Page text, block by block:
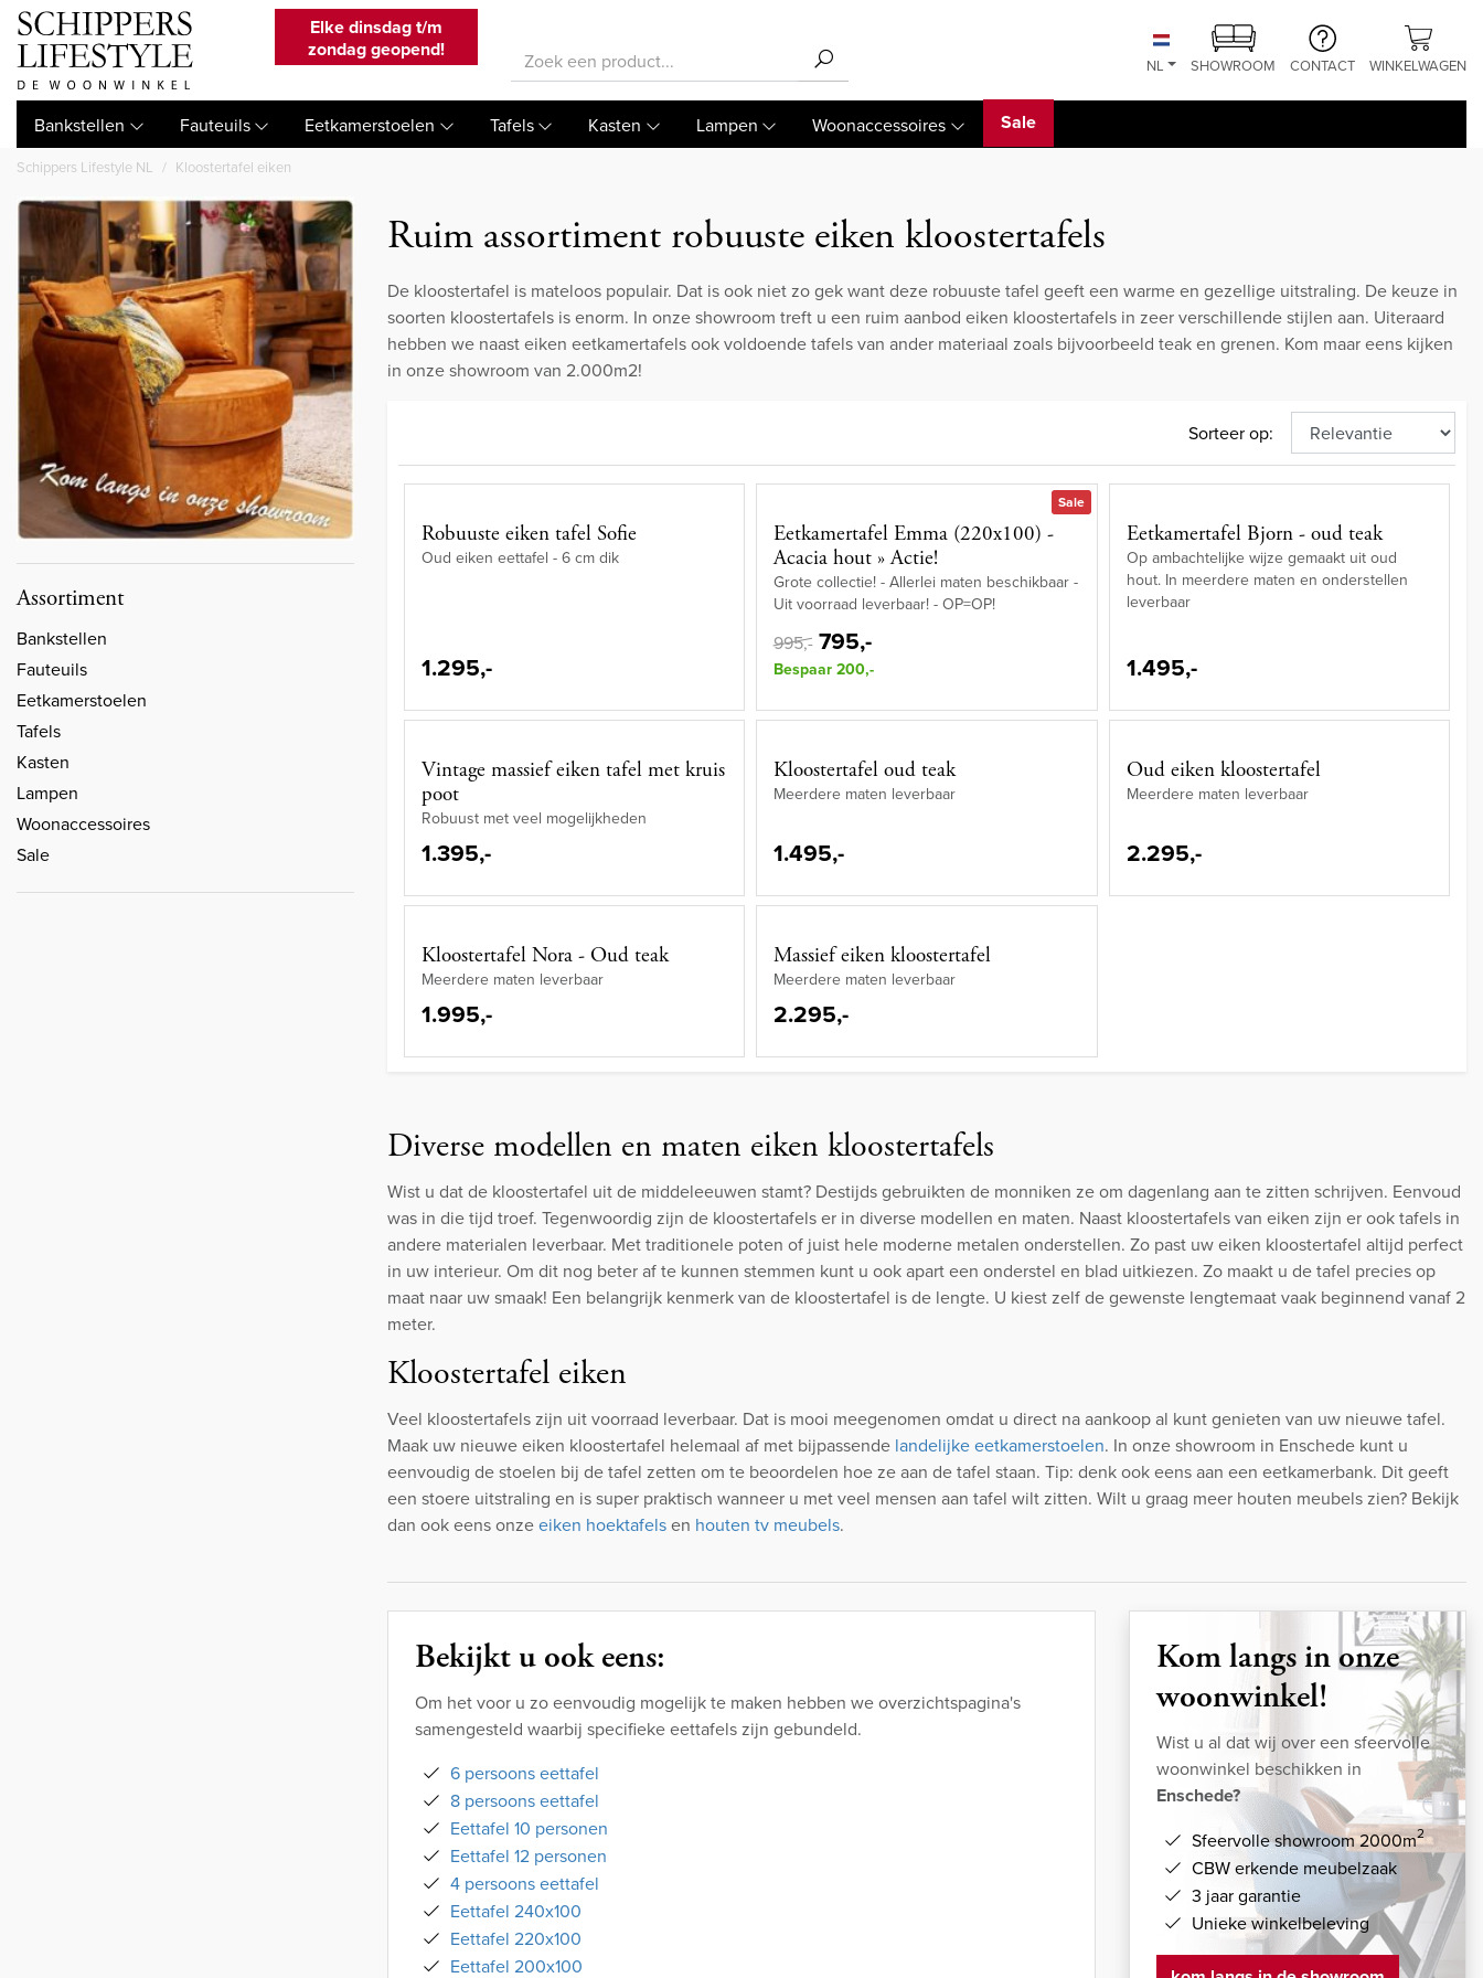
Elke dinsdag t/m
zondag geopend!
NL SHOWROOM CONTACT WINKELWAGEN
Bankstellen Fauteuils Eetkamerstoelen Tafels Kasten Lampen Woonaccessoires Sale
Schippers Lifestyle NL Kloostertafel eiken
Assortiment
Bankstellen
Fauteuils
Eetkamerstoelen
Tafels
Kasten
Lampen
Woonaccessoires
Sale
Ruim assortiment robuuste eiken kloostertafels
De kloostertafel is mateloos populair. Dat is ook niet zo gek want deze robuuste tafel geeft een warme en gezellige uitstraling. De keuze in
soorten kloostertafels is enorm. In onze showroom treft u een ruim aanbod eiken kloostertafels in zeer verschillende stijlen aan. Uiteraard
hebben we naast eiken eetkamertafels ook voldoende tafels van ander materiaal zoals bijvoorbeeld teak en grenen. Kom maar eens kijken
in onze showroom van 2.000m2!
Sorteer op:
Robuuste eiken tafel Sofie
Oud eiken eettafel - 6 cm dik
1.295,-
Sale
Eetkamertafel Emma (220x100) -
Acacia hout » Actie!
Grote collectie! - Allerlei maten beschikbaar -
Uit voorraad leverbaar! - OP=OP!
995,- 795,-
Bespaar 200,-
Eetkamertafel Bjorn - oud teak
Op ambachtelijke wijze gemaakt uit oud
hout. In meerdere maten en onderstellen
leverbaar
1.495,-
Vintage massief eiken tafel met kruis
poot
Robuust met veel mogelijkheden
1.395,-
Kloostertafel oud teak
Meerdere maten leverbaar
1.495,-
Oud eiken kloostertafel
Meerdere maten leverbaar
2.295,-
Kloostertafel Nora - Oud teak
Meerdere maten leverbaar
1.995,-
Massief eiken kloostertafel
Meerdere maten leverbaar
2.295,-
Diverse modellen en maten eiken kloostertafels
Wist u dat de kloostertafel uit de middeleeuwen stamt? Destijds gebruikten de monniken ze om dagenlang aan te zitten schrijven. Eenvoud
was in die tijd troef. Tegenwoordig zijn de kloostertafels er in diverse modellen en maten. Naast kloostertafels van eiken zijn er ook tafels in
andere materialen leverbaar. Met traditionele poten of juist hele moderne metalen onderstellen. Zo past uw eiken kloostertafel altijd perfect
in uw interieur. Om dit nog beter af te kunnen stemmen kunt u ook apart een onderstel en blad uitkiezen. Zo maakt u de tafel precies op
maat naar uw smaak! Een belangrijk kenmerk van de kloostertafel is de lengte. U kiest zelf de gewenste lengtemaat vaak beginnend vanaf 2
meter.
Kloostertafel eiken
Veel kloostertafels zijn uit voorraad leverbaar. Dat is mooi meegenomen omdat u direct na aankoop al kunt genieten van uw nieuwe tafel.
Maak uw nieuwe eiken kloostertafel helemaal af met bijpassende landelijke eetkamerstoelen. In onze showroom in Enschede kunt u
eenvoudig de stoelen bij de tafel zetten om te beoordelen hoe ze aan de tafel staan. Tip: denk ook eens aan een eetkamerbank. Dit geeft
een stoere uitstraling en is super praktisch wanneer u met veel mensen aan tafel wilt zitten. Wilt u graag meer houten meubels zien? Bekijk
dan ook eens onzeeiken hoektafelsen houten tv meubels.
Bekijkt u ook eens:
Om het voor u zo eenvoudig mogelijk te maken hebben we overzichtspagina's
samengesteld waarbij specifieke eettafels zijn gebundeld.
6 persoons eettafel
8 persoons eettafel
Eettafel 10 personen
Eettafel 12 personen
4 persoons eettafel
Eettafel 240x100
Eettafel 220x100
Eettafel 200x100
Kom langs in onze
woonwinkel!
Wist u al dat wij over een sfeervolle
woonwinkel beschikken in
Enschede?
Sfeervolle showroom 2000m2
CBW erkende meubelzaak
3 jaar garantie
Unieke winkelbeleving